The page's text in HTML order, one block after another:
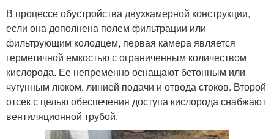
В процессе обустройства двухкамерной конструкции,
если она дополнена полем фильтрации или
фильтрующим колодцем, первая камера является
герметичной емкостью с ограниченным количеством
кислорода. Ее непременно оснащают бетонным или
чугунным люком, линией подачи и отвода стоков. Второй
отсек с целью обеспечения доступа кислорода снабжают
вентиляционной трубой.